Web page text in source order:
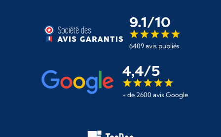
9.1/10
6409 avis publiés
4,4/5
+ de 2600 avis Google